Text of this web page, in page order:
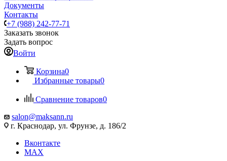
Документы
Контакты
+7 (988) 242-77-71
Заказать звонок
Задать вопрос
Войти
Корзина0
Избранные товары0
Сравнение товаров0
salon@maksann.ru
г. Краснодар, ул. Фрунзе, д. 186/2
Вконтакте
MAX